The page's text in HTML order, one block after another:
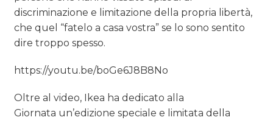
discriminazione e limitazione della propria libertà,
che quel “fatelo a casa vostra” se lo sono sentito
dire troppo spesso.
https://youtu.be/boGe6J8B8No
Oltre al video, Ikea ha dedicato alla
Giornata un’edizione speciale e limitata della